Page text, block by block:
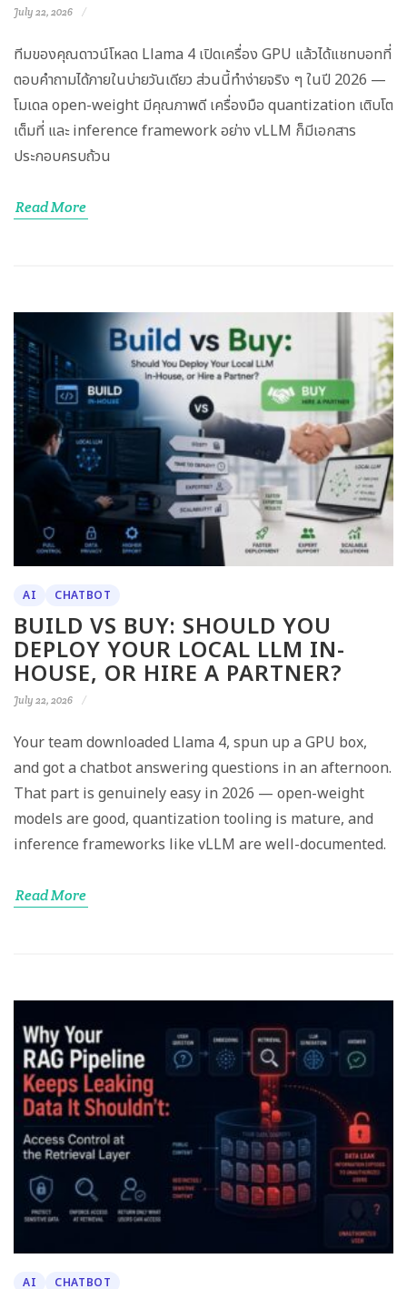
July 22, 2026
ทีมของคุณดาวน์โหลด Llama 4 เปิดเครื่อง GPU แล้วได้แชทบอทที่
ตอบคำถามได้ภายในบ่ายวันเดียว ส่วนนี้ทำง่ายจริง ๆ ในปี 2026 —
โมเดล open-weight มีคุณภาพดี เครื่องมือ quantization เติบโต
เต็มที่ และ inference framework อย่าง vLLM ก็มีเอกสาร
ประกอบครบถ้วน
Read More
AI CHATBOT
BUILD VS BUY: SHOULD YOU
DEPLOY YOUR LOCAL LLM IN-
HOUSE, OR HIRE A PARTNER?
July 22, 2026
Your team downloaded Llama 4, spun up a GPU box,
and got a chatbot answering questions in an afternoon.
That part is genuinely easy in 2026 — open-weight
models are good, quantization tooling is mature, and
inference frameworks like vLLM are well-documented.
Read More
AI CHATBOT